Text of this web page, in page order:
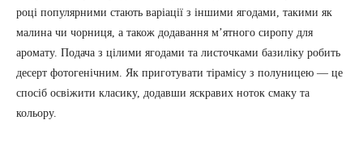
році популярними стають варіації з іншими ягодами, такими як
малина чи чорниця, а також додавання м’ятного сиропу для
аромату. Подача з цілими ягодами та листочками базиліку робить
десерт фотогенічним. Як приготувати тірамісу з полуницею — це
спосіб освіжити класику, додавши яскравих ноток смаку та
кольору.